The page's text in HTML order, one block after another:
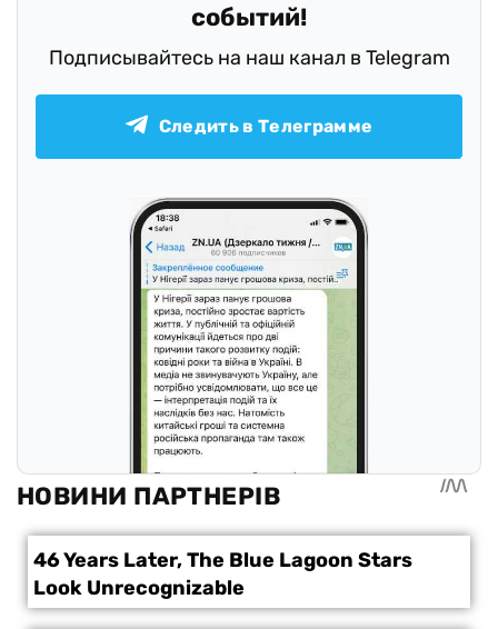
событий!
Подписывайтесь на наш канал в Telegram
Следить в Телеграмме